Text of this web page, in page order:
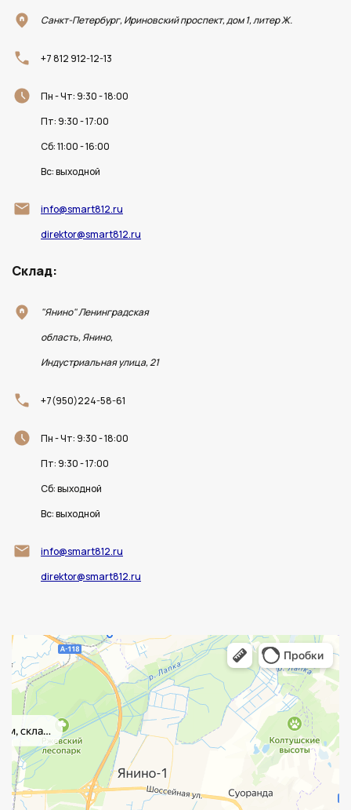
Санкт-Петербург, Ириновский проспект, дом 1, литер Ж.
+7 812 912-12-13
Пн - Чт: 9:30 - 18:00
Пт: 9:30 - 17:00
Сб: 11:00 - 16:00
Вс: выходной
info@smart812.ru
direktor@smart812.ru
Склад:
"Янино" Ленинградская
область, Янино,
Индустриальная улица, 21
+7(950)224-58-61
Пн - Чт: 9:30 - 18:00
Пт: 9:30 - 17:00
Сб: выходной
Вс: выходной
info@smart812.ru
direktor@smart812.ru